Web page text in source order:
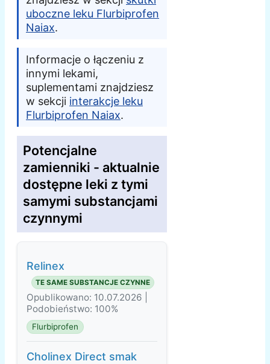
uboczne leku Flurbiprofen
Naiax.
Informacje o łączeniu z
innymi lekami,
suplementami znajdziesz
w sekcji interakcje leku
Flurbiprofen Naiax.
Potencjalne
zamienniki - aktualnie
dostępne leki z tymi
samymi substancjami
czynnymi
Relinex
TE SAME SUBSTANCJE CZYNNE
Opublikowano: 10.07.2026 |
Podobieństwo: 100%
Flurbiprofen
Cholinex Direct smak